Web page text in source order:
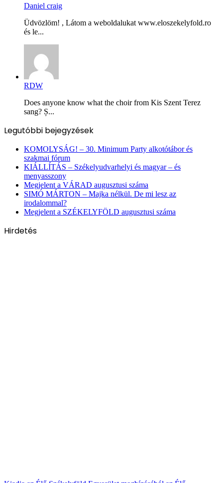
Daniel craig
Üdvözlöm! , Látom a weboldalukat www.eloszekelyfold.ro
és le...
RDW
Does anyone know what the choir from Kis Szent Terez
sang? Ș...
Legutóbbi bejegyzések
KOMOLYSÁG! – 30. Minimum Party alkotótábor és
szakmai fórum
KIÁLLÍTÁS – Székelyudvarhelyi és magyar – és
menyasszony
Megjelent a VÁRAD augusztusi száma
SIMÓ MÁRTON – Majka nélkül. De mi lesz az
irodalommal?
Megjelent a SZÉKELYFÖLD augusztusi száma
Hirdetés